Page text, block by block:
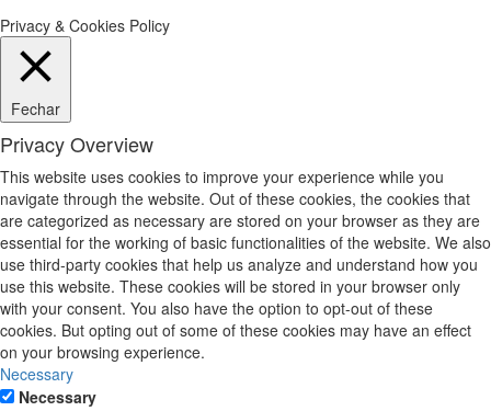
Privacy & Cookies Policy
Fechar
Privacy Overview
This website uses cookies to improve your experience while you
navigate through the website. Out of these cookies, the cookies that
are categorized as necessary are stored on your browser as they are
essential for the working of basic functionalities of the website. We also
use third-party cookies that help us analyze and understand how you
use this website. These cookies will be stored in your browser only
with your consent. You also have the option to opt-out of these
cookies. But opting out of some of these cookies may have an effect
on your browsing experience.
Necessary
Necessary